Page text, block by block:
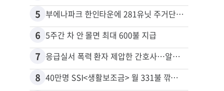
5 부에나파크 한인타운에 281유닛 주거단지 들어선다
6 5주간 차 안 몰면 최대 600불 지급
7 응급실서 폭력 환자 제압한 간호사…알고 보니
8 40만명 SSI<생활보조금> 월 331불 깎이나